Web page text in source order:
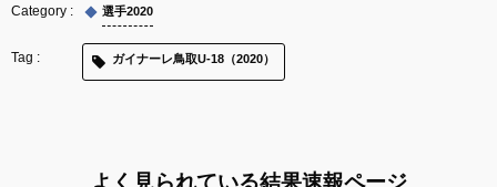
選手2020
ガイナーレ鳥取U-18（2020）